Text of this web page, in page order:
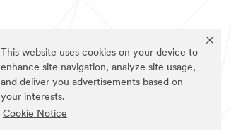
This website uses cookies on your device to
enhance site navigation, analyze site usage,
and deliver you advertisements based on
your interests.
Cookie Notice